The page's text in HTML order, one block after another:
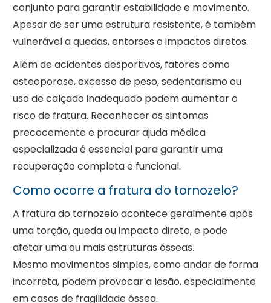
conjunto para garantir estabilidade e movimento.
Apesar de ser uma estrutura resistente, é também
vulnerável a quedas, entorses e impactos diretos.
Além de acidentes desportivos, fatores como
osteoporose, excesso de peso, sedentarismo ou
uso de calçado inadequado podem aumentar o
risco de fratura. Reconhecer os sintomas
precocemente e procurar ajuda médica
especializada é essencial para garantir uma
recuperação completa e funcional.
Como ocorre a fratura do tornozelo?
A fratura do tornozelo acontece geralmente após
uma torção, queda ou impacto direto, e pode
afetar uma ou mais estruturas ósseas.
Mesmo movimentos simples, como andar de forma
incorreta, podem provocar a lesão, especialmente
em casos de fragilidade óssea.